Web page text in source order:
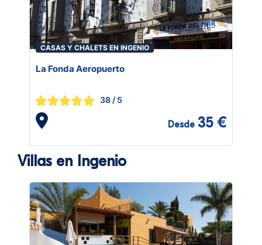
CASAS Y CHALETS EN INGENIO
La Fonda Aeropuerto
38 / 5
Desde 35 €
Villas en Ingenio